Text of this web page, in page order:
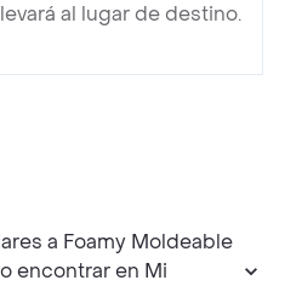
al lugar de destino.
a Foamy Moldeable
encontrar en Mi